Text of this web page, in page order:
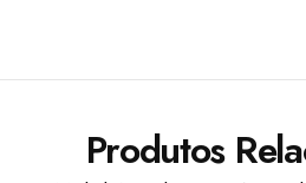
Produtos